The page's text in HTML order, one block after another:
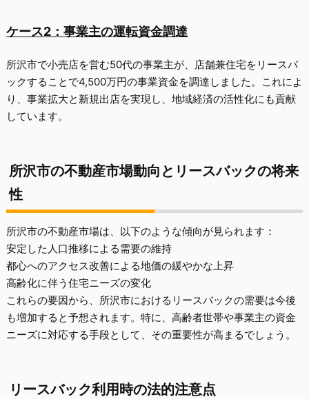
ケース2：事業主の運転資金調達
所沢市で小売店を営む50代の事業主が、店舗兼住宅をリースバ
ックすることで4,500万円の事業資金を調達しました。これによ
り、事業拡大と新規出店を実現し、地域経済の活性化にも貢献
しています。
所沢市の不動産市場動向とリースバックの将来
性
所沢市の不動産市場は、以下のような傾向が見られます：
安定した人口推移による需要の維持
都心へのアクセス改善による地価の緩やかな上昇
高齢化に伴う住宅ニーズの変化
これらの要因から、所沢市におけるリースバックの需要は今後
も増加すると予想されます。特に、高齢者世帯や事業主の資金
ニーズに対応する手段として、その重要性が高まるでしょう。
リースバック利用時の法的注意点